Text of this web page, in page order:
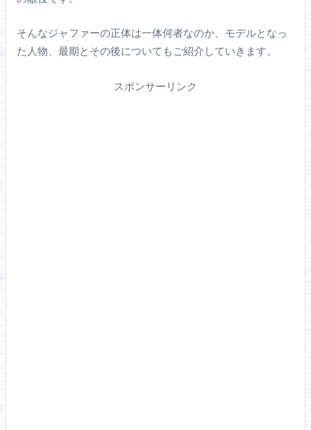
そんなジャファーの正体は一体何者なのか、モデルとなっ
た人物、最期とその後についてもご紹介していきます。
スポンサーリンク